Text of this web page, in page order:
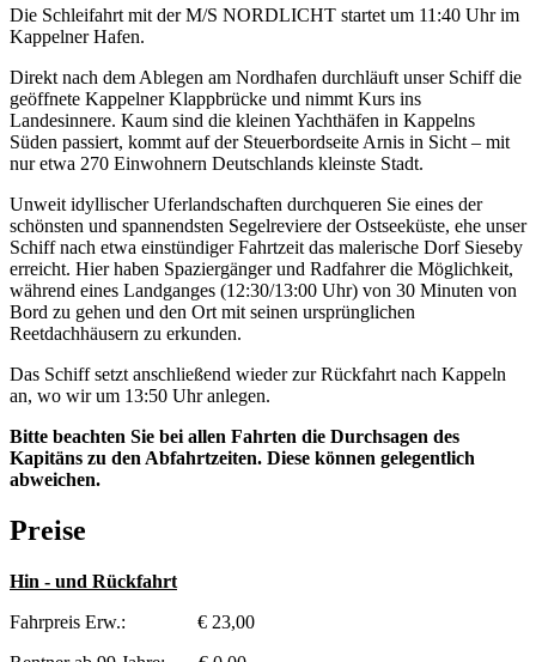
Die Schleifahrt mit der M/S NORDLICHT startet um 11:40 Uhr im
Kappelner Hafen.
Direkt nach dem Ablegen am Nordhafen durchläuft unser Schiff die
geöffnete Kappelner Klappbrücke und nimmt Kurs ins
Landesinnere. Kaum sind die kleinen Yachthäfen in Kappelns
Süden passiert, kommt auf der Steuerbordseite Arnis in Sicht – mit
nur etwa 270 Einwohnern Deutschlands kleinste Stadt.
Unweit idyllischer Uferlandschaften durchqueren Sie eines der
schönsten und spannendsten Segelreviere der Ostseeküste, ehe unser
Schiff nach etwa einstündiger Fahrtzeit das malerische Dorf Sieseby
erreicht. Hier haben Spaziergänger und Radfahrer die Möglichkeit,
während eines Landganges (12:30/13:00 Uhr) von 30 Minuten von
Bord zu gehen und den Ort mit seinen ursprünglichen
Reetdachhäusern zu erkunden.
Das Schiff setzt anschließend wieder zur Rückfahrt nach Kappeln
an, wo wir um 13:50 Uhr anlegen.
Bitte beachten Sie bei allen Fahrten die Durchsagen des
Kapitäns zu den Abfahrtzeiten. Diese können gelegentlich
abweichen.
Preise
Hin - und Rückfahrt
Fahrpreis Erw.: € 23,00